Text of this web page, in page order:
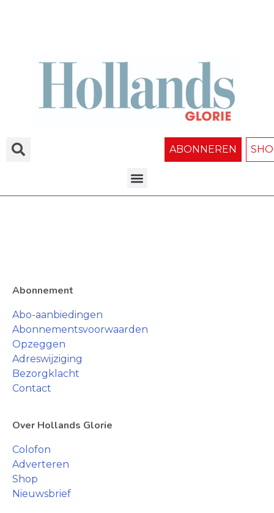
ABONNEREN
Abonnement
Abo-aanbiedingen
Abonnementsvoorwaarden
Opzeggen
Adreswijziging
Bezorgklacht
Contact
Over Hollands Glorie
Colofon
Adverteren
Shop
Nieuwsbrief